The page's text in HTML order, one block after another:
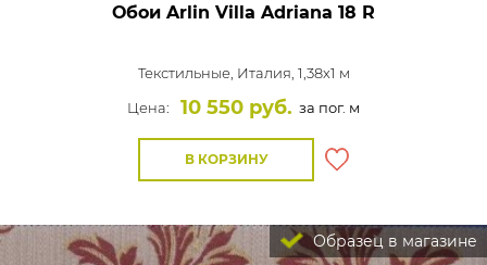
Обои Arlin Villa Adriana 18 R
Текстильные, Италия, 1,38x1 м
Цена:
10 550 руб. за пог. м
В КОРЗИНУ
Образец в магазине